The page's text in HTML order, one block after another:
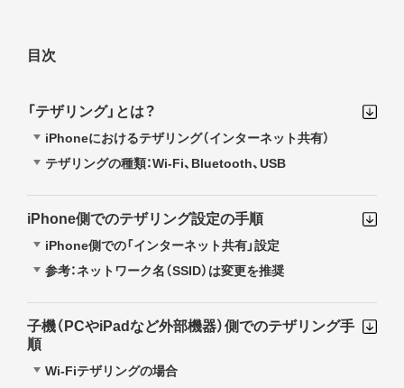
目次
「テザリング」とは？
iPhoneにおけるテザリング（インターネット共有）
テザリングの種類：Wi-Fi、Bluetooth、USB
iPhone側でのテザリング設定の手順
iPhone側での「インターネット共有」設定
参考：ネットワーク名（SSID）は変更を推奨
子機（PCやiPadなど外部機器）側でのテザリング手
順
Wi-Fiテザリングの場合